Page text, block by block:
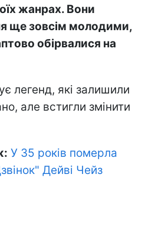
жанрах. Вони
ще зовсім молодими,
обірвалися на
легенд, які залишили
але встигли змінити
У 35 років померла
Дейві Чейз